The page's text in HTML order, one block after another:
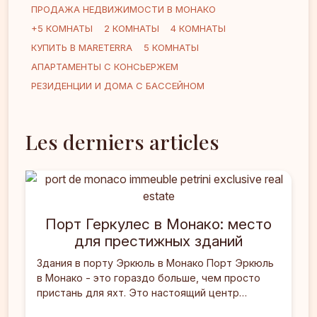
ПРОДАЖА НЕДВИЖИМОСТИ В МОНАКО
+5 КОМНАТЫ
2 КОМНАТЫ
4 КОМНАТЫ
КУПИТЬ В MARETERRA
5 КОМНАТЫ
АПАРТАМЕНТЫ С КОНСЬЕРЖЕМ
РЕЗИДЕНЦИИ И ДОМА С БАССЕЙНОМ
Les derniers articles
Порт Геркулес в Монако: место
для престижных зданий
Здания в порту Эркюль в Монако Порт Эркюль
в Монако - это гораздо больше, чем просто
пристань для яхт. Это настоящий центр